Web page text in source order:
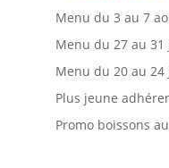
Menu du 3 au 7
Menu du 27 au
Menu du 20 au
Plus jeune
Promo boissons